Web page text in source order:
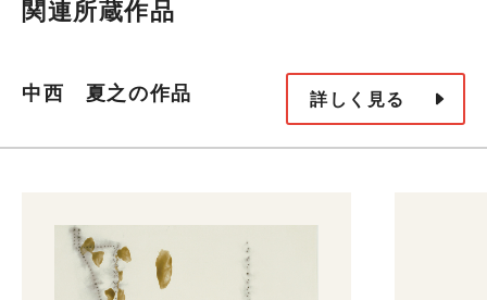
関連所蔵作品
中西 夏之の作品 詳しく見る